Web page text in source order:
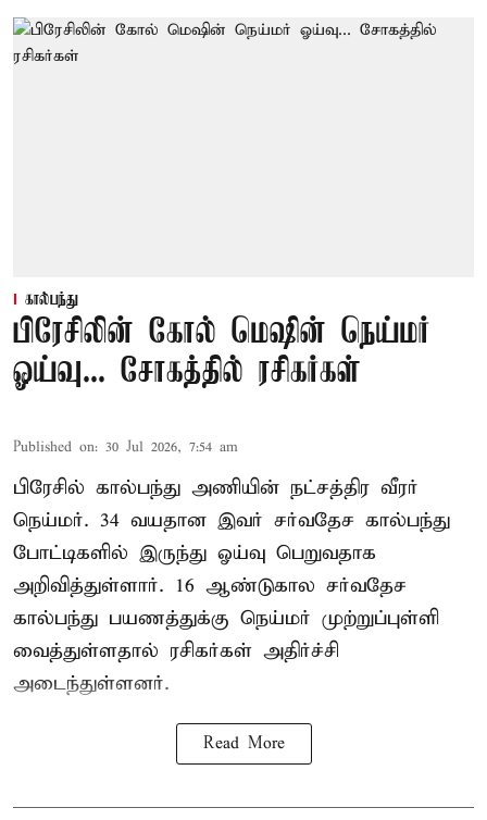
கால்பந்து
பிரேசிலின் கோல் மெஷின் நெய்மர்
ஓய்வு... சோகத்தில் ரசிகர்கள்
Published on: 30 Jul 2026, 7:54 am
பிரேசில் கால்பந்து அணியின் நட்சத்திர வீரர்
நெய்மர். 34 வயதான இவர் சர்வதேச கால்பந்து
போட்டிகளில் இருந்து ஓய்வு பெறுவதாக
அறிவித்துள்ளார். 16 ஆண்டுகால சர்வதேச
கால்பந்து பயணத்துக்கு நெய்மர் முற்றுப்புள்ளி
வைத்துள்ளதால் ரசிகர்கள் அதிர்ச்சி
அடைந்துள்ளனர்.
Read More